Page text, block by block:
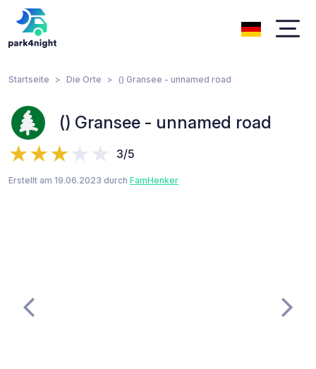
Startseite Die Orte () Gransee - unnamed road
() Gransee - unnamed road
3/5
Erstellt am 19.06.2023 durch FamHenker